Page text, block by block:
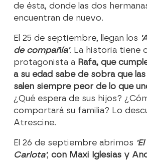
de ésta, donde las dos
encuentran de nuevo.
El 25 de septiembre, llegan los
de compañía'. La historia tiene
protagonista a Rafa, que
a su edad sabe de sobra que
salen siempre peor de lo que
¿Qué espera de sus hijos?
comportará su familia? Lo
Atrescine.
El 26 de septiembre abrimos
Carlota',con Maxi Iglesias y